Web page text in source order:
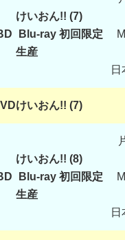
けいおん!! (7)
Blu-ray 初回限定
生産
日
けいおん!! (7)
けいおん!! (8)
Blu-ray 初回限定
生産
日